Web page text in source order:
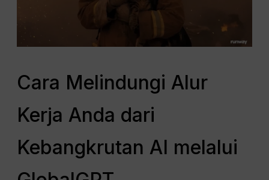
Cara Melindungi Alur
Kerja Anda dari
Kebangkrutan AI melalui